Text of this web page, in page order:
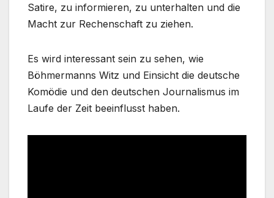
Satire, zu informieren, zu unterhalten und die
Macht zur Rechenschaft zu ziehen.
Es wird interessant sein zu sehen, wie
Böhmermanns Witz und Einsicht die deutsche
Komödie und den deutschen Journalismus im
Laufe der Zeit beeinflusst haben.